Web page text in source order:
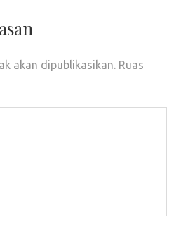
akan dipublikasikan. Ruas